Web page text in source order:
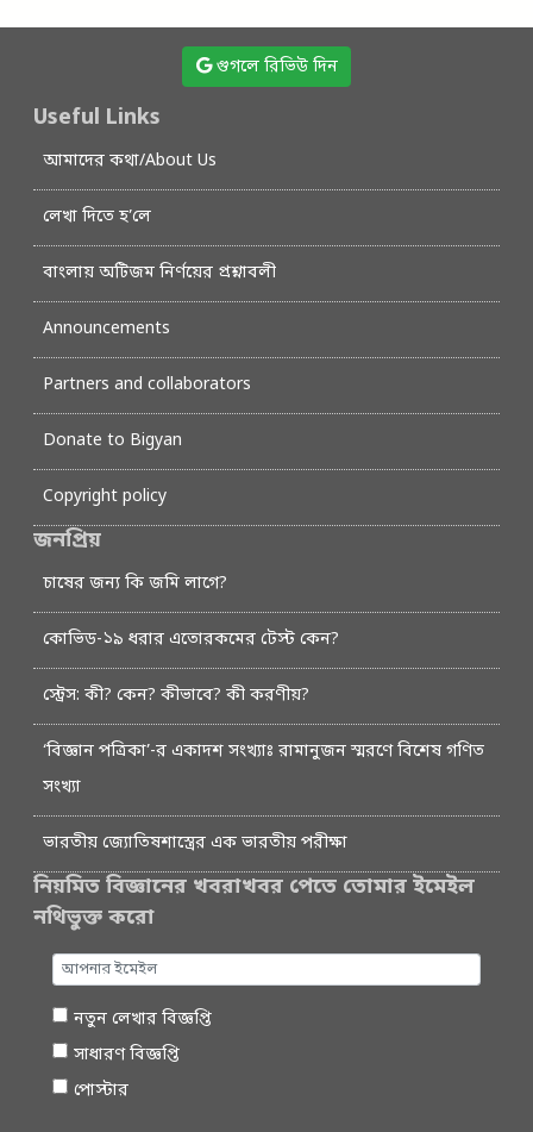
গুগলে রিভিউ দিন
Useful Links
আমাদের কথা/About Us
লেখা দিতে হ’লে
বাংলায় অটিজম নির্ণয়ের প্রশ্নাবলী
Announcements
Partners and collaborators
Donate to Bigyan
Copyright policy
জনপ্রিয়
চাষের জন্য কি জমি লাগে?
কোভিড-১৯ ধরার এতোরকমের টেস্ট কেন?
স্ট্রেস: কী? কেন? কীভাবে? কী করণীয়?
‘বিজ্ঞান পত্রিকা’-র একাদশ সংখ্যাঃ রামানুজন স্মরণে বিশেষ গণিত
সংখ্যা
ভারতীয় জ্যোতিষশাস্ত্রের এক ভারতীয় পরীক্ষা
নিয়মিত বিজ্ঞানের খবরাখবর পেতে তোমার ইমেইল
নথিভুক্ত করো
নতুন লেখার বিজ্ঞপ্তি
সাধারণ বিজ্ঞপ্তি
পোস্টার